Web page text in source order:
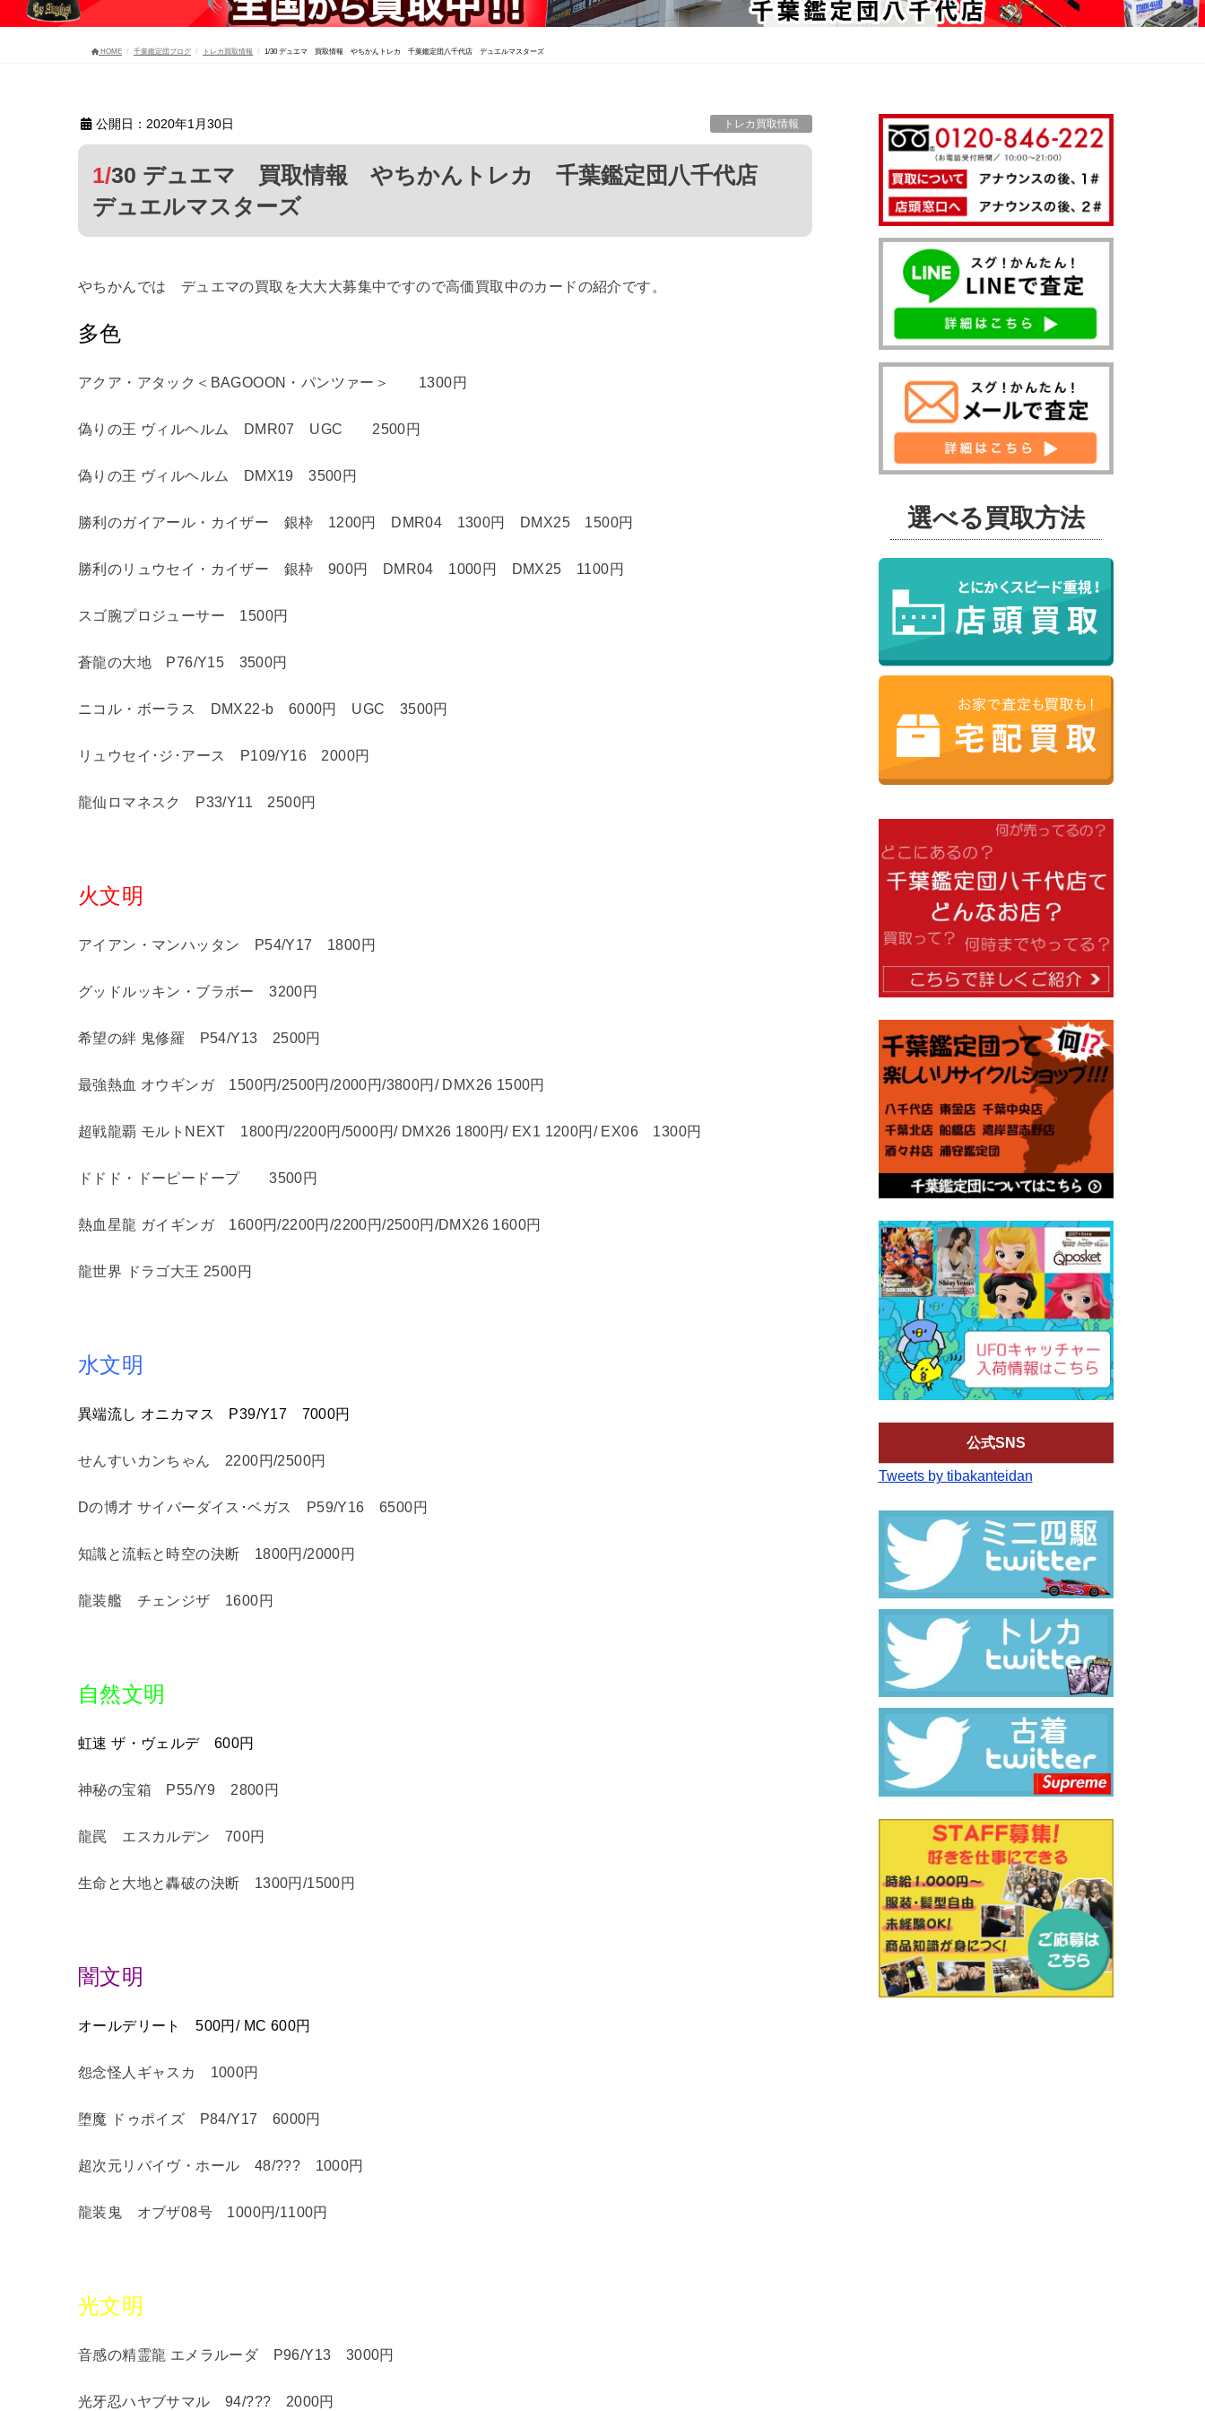
HOME 千葉鑑定団ブログ トレカ買取情報 1/30 デュエマ 買取情報 やちかんトレカ 千葉鑑定団八千代店 デュエルマスターズ
公開日：2020年1月30日 トレカ買取情報
1/30 デュエマ 買取情報 やちかんトレカ 千葉鑑定団八千代店
デュエルマスターズ
やちかんでは デュエマの買取を大大大募集中ですので高価買取中のカードの紹介です。
多色
アクア・アタック＜BAGOOON・パンツァー＞ 1300円
偽りの王 ヴィルヘルム DMR07 UGC 2500円
偽りの王 ヴィルヘルム DMX19 3500円
勝利のガイアール・カイザー 銀枠 1200円 DMR04 1300円 DMX25 1500円
勝利のリュウセイ・カイザー 銀枠 900円 DMR04 1000円 DMX25 1100円
スゴ腕プロジューサー 1500円
蒼龍の大地 P76/Y15 3500円
ニコル・ボーラス DMX22-b 6000円 UGC 3500円
リュウセイ･ジ･アース P109/Y16 2000円
龍仙ロマネスク P33/Y11 2500円
火文明
アイアン・マンハッタン P54/Y17 1800円
グッドルッキン・ブラボー 3200円
希望の絆 鬼修羅 P54/Y13 2500円
最強熱血 オウギンガ 1500円/2500円/2000円/3800円/ DMX26 1500円
超戦龍覇 モルトNEXT 1800円/2200円/5000円/ DMX26 1800円/ EX1 1200円/ EX06 1300円
ドドド・ドーピードープ 3500円
熱血星龍 ガイギンガ 1600円/2200円/2200円/2500円/DMX26 1600円
龍世界 ドラゴ大王 2500円
水文明
異端流し オニカマス P39/Y17 7000円
せんすいカンちゃん 2200円/2500円
Dの博才 サイバーダイス･ベガス P59/Y16 6500円
知識と流転と時空の決断 1800円/2000円
龍装艦 チェンジザ 1600円
自然文明
虹速 ザ・ヴェルデ 600円
神秘の宝箱 P55/Y9 2800円
龍罠 エスカルデン 700円
生命と大地と轟破の決断 1300円/1500円
闇文明
オールデリート 500円/ MC 600円
怨念怪人ギャスカ 1000円
堕魔 ドゥポイズ P84/Y17 6000円
超次元リバイヴ・ホール 48/??? 1000円
龍装鬼 オブザ08号 1000円/1100円
光文明
音感の精霊龍 エメラルーダ P96/Y13 3000円
光牙忍ハヤブサマル 94/??? 2000円
選べる買取方法
公式SNS
Tweets by tibakanteidan